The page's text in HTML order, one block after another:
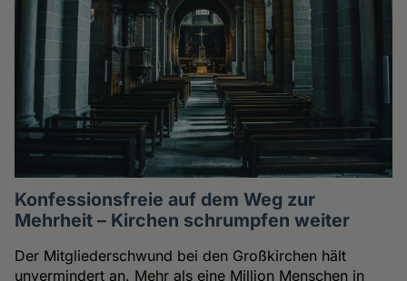
Konfessionsfreie auf dem Weg zur
Mehrheit – Kirchen schrumpfen weiter
Der Mitgliederschwund bei den Großkirchen hält
unvermindert an. Mehr als eine Million Menschen in